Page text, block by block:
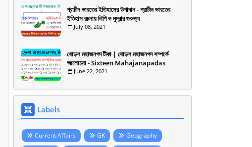
প্রাচীন ভারতের ইতিহাসের উপাদান - প্রাচীন ভারতের
ইতিহাস রচনায় লিপি ও মুদ্রার গুরুত্ব
July 08, 2021
ষোড়শ মহাজনপদ টীকা | ষোড়শ মহাজনপদ সম্পর্কে
আলোচনা - Sixteen Mahajanapadas
June 22, 2021
Labels
Current Affairs GK
Geography